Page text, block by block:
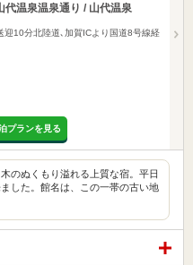
代温泉温泉通り / 山代温泉
迎10分北陸道､加賀ICより国道8号線経
プランを見る
のぬくもり溢れる上質な宿。平日
した。館名は、この一帯の古い地